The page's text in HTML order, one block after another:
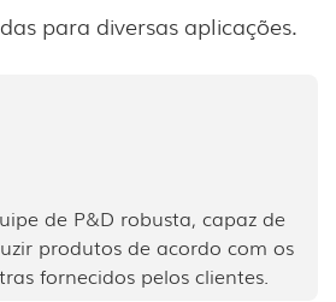
para diversas aplicações.
de P&D robusta, capaz de
produtos de acordo com os
fornecidos pelos clientes.